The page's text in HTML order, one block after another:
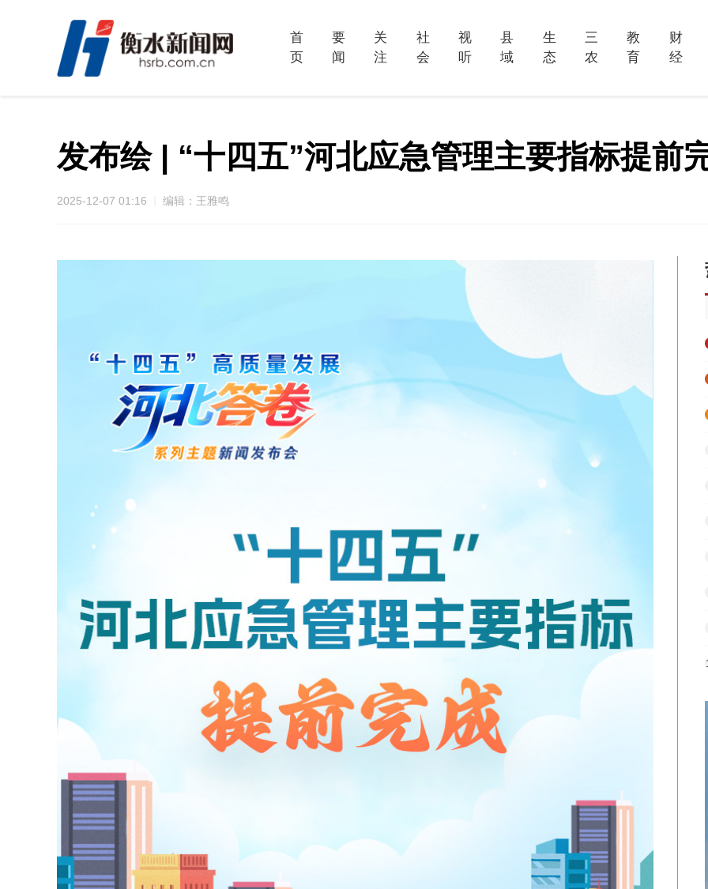
首
页
要
闻
关
注
社
会
视
听
县
域
生
态
三
农
教
育
财
经
发布绘 | “十四五”河北应急管理主要指标提前
2025-12-07 01:16 编辑：王雅鸣